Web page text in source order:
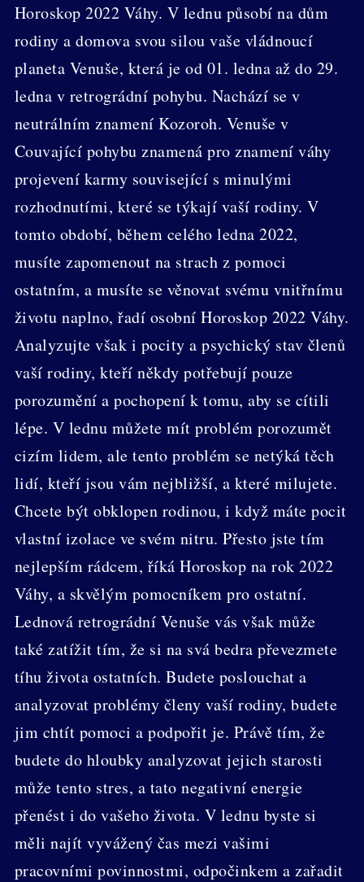
Horoskop 2022 Váhy. V lednu působí na dům
rodiny a domova svou silou vaše vládnoucí
planeta Venuše, která je od 01. ledna až do 29.
ledna v retrográdní pohybu. Nachází se v
neutrálním znamení Kozoroh. Venuše v
Couvající pohybu znamená pro znamení váhy
projevení karmy související s minulými
rozhodnutími, které se týkají vaší rodiny. V
tomto období, během celého ledna 2022,
musíte zapomenout na strach z pomoci
ostatním, a musíte se věnovat svému vnitřnímu
životu naplno, řadí osobní Horoskop 2022 Váhy.
Analyzujte však i pocity a psychický stav členů
vaší rodiny, kteří někdy potřebují pouze
porozumění a pochopení k tomu, aby se cítili
lépe. V lednu můžete mít problém porozumět
cizím lidem, ale tento problém se netýká těch
lidí, kteří jsou vám nejbližší, a které milujete.
Chcete být obklopen rodinou, i když máte pocit
vlastní izolace ve svém nitru. Přesto jste tím
nejlepším rádcem, říká Horoskop na rok 2022
Váhy, a skvělým pomocníkem pro ostatní.
Lednová retrográdní Venuše vás však může
také zatížit tím, že si na svá bedra převezmete
tíhu života ostatních. Budete poslouchat a
analyzovat problémy členy vaší rodiny, budete
jim chtít pomoci a podpořit je. Právě tím, že
budete do hloubky analyzovat jejich starosti
může tento stres, a tato negativní energie
přenést i do vašeho života. V lednu byste si
měli najít vyvážený čas mezi vašimi
pracovními povinnostmi, odpočinkem a zařadit